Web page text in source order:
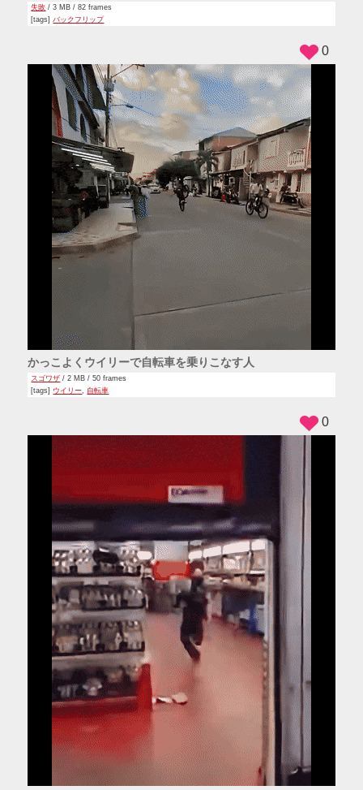
失敗 / 3 MB / 82 frames
[tags] バックフリップ
かっこよくウイリーで自転車を乗りこなす人
スゴワザ / 2 MB / 50 frames
[tags] ウイリー 自転車
0
0